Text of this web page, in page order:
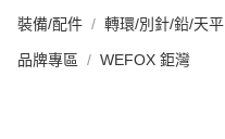
裝備/配件 轉環/別針/鉛/天平
品牌專區 WEFOX 鉅灣